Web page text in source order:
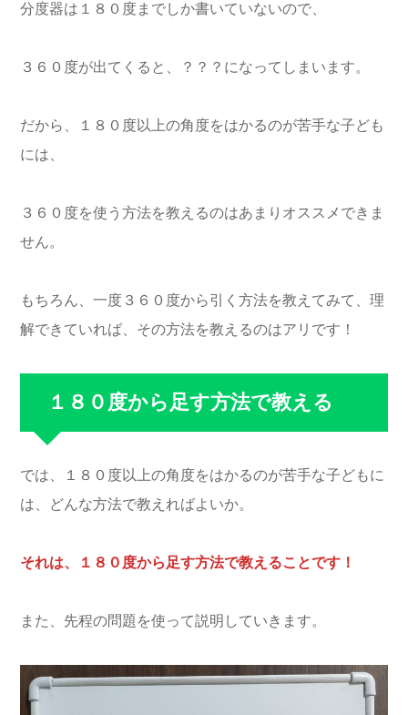
分度器は１８０度までしか書いていないので、
３６０度が出てくると、？？？になってしまいます。
だから、１８０度以上の角度をはかるのが苦手な子ども
には、
３６０度を使う方法を教えるのはあまりオススメできま
せん。
もちろん、一度３６０度から引く方法を教えてみて、理
解できていれば、その方法を教えるのはアリです！
１８０度から足す方法で教える
では、１８０度以上の角度をはかるのが苦手な子どもに
は、どんな方法で教えればよいか。
それは、１８０度から足す方法で教えることです！
また、先程の問題を使って説明していきます。